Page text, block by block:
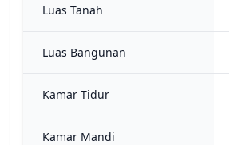
Luas Tanah
Luas Bangunan
Kamar Tidur
Kamar Mandi